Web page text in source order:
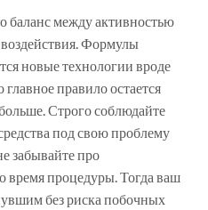
баланс между активностью
Формулы
новые технологии вроде
правило остается
Строго соблюдайте
под свою проблему
забывайте про
время процедуры. Тогда ваш
без риска побочных